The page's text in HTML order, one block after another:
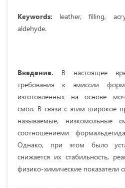
Keywords: leather, filling,
aldehyde.
Введение. В настоящее
требования к эмиссии
изготовленных на основе
смол. В связи с этим широкое
называемые, низкомольные
соотношениеми
Однако, при этом было
снижается их стабильность,
физико-химические показатели